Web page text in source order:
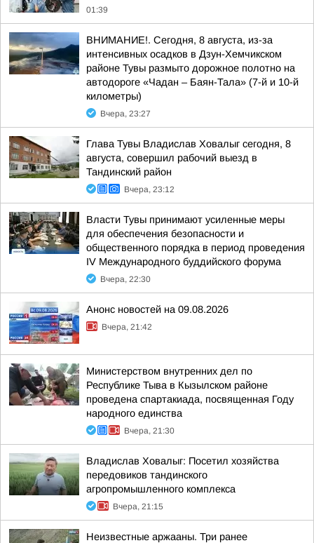
01:39
ВНИМАНИЕ!. Сегодня, 8 августа, из-за
интенсивных осадков в Дзун-Хемчикском
районе Тувы размыто дорожное полотно на
автодороге «Чадан – Баян-Тала» (7-й и 10-й
километры)
Вчера, 23:27
Глава Тувы Владислав Ховалыг сегодня, 8
августа, совершил рабочий выезд в
Тандинский район
Вчера, 23:12
Власти Тувы принимают усиленные меры
для обеспечения безопасности и
общественного порядка в период проведения
IV Международного буддийского форума
Вчера, 22:30
Анонс новостей на 09.08.2026
Вчера, 21:42
Министерством внутренних дел по
Республике Тыва в Кызылском районе
проведена спартакиада, посвященная Году
народного единства
Вчера, 21:30
Владислав Ховалыг: Посетил хозяйства
передовиков тандинского
агропромышленного комплекса
Вчера, 21:15
Неизвестные аржааны. Три ранее